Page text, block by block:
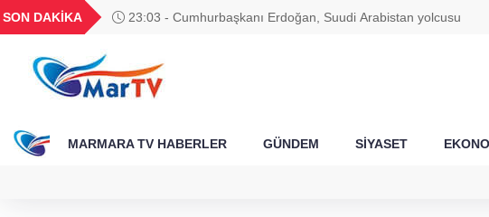
SON DAKİKA 23:03 - Cumhurbaşkanı Erdoğan, Suudi Arabistan yolcusu
BGN
27,9743
0,0018
6.541,86
13.798,82
47,6879
MARMARA TV HABERLER GÜNDEM SİYASET